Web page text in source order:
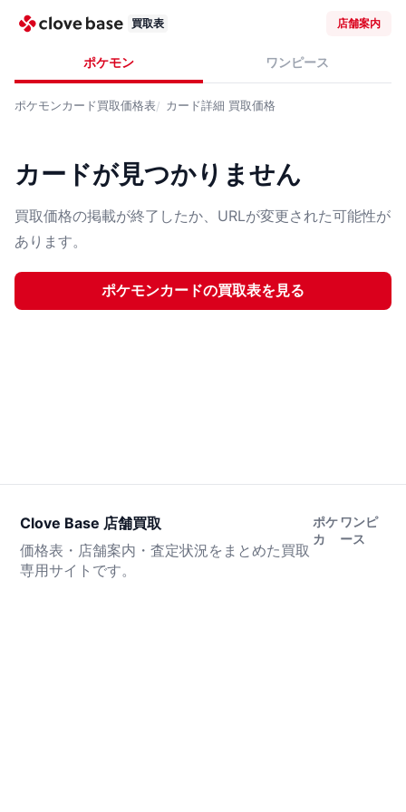
買取表 店舗案内
ポケモン ワンピース
ポケモンカード買取価格表 カード詳細 買取価格
カードが見つかりません
買取価格の掲載が終了したか、URLが変更された可能性が
あります。
ポケモンカードの買取表を見る
Clove Base 店舗買取
価格表・店舗案内・査定状況をまとめた買取
専用サイトです。
ポケ
カ
ワンピ
ース